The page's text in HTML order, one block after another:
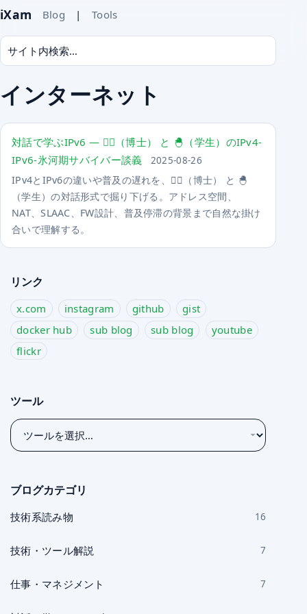
iXam Blog | Tools
リンク
x.com instagram github
gist
docker hub
sub blog sub blog
youtube
flickr
ツール
ツ
ー
選
択
ブログカテゴリ
技術系読み物 16
技術・ツール解説 7
仕事・マネジメント 7
インターネット
対話で学ぶIPv6 ― 🧙‍♂️（博士） と 🐣（学生）のIPv4-
IPv6-氷河期サバイバー談義
2025-08-26
IPv4とIPv6の違いや普及の遅れを、🧙‍♂️（博士） と 🐣
（学生）の対話形式で掘り下げる。アドレス空間、
NAT、SLAAC、FW設計、普及停滞の背景まで自然な掛け
合いで理解する。